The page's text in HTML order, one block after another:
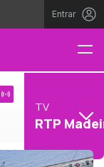
Entrar
TV
RTP